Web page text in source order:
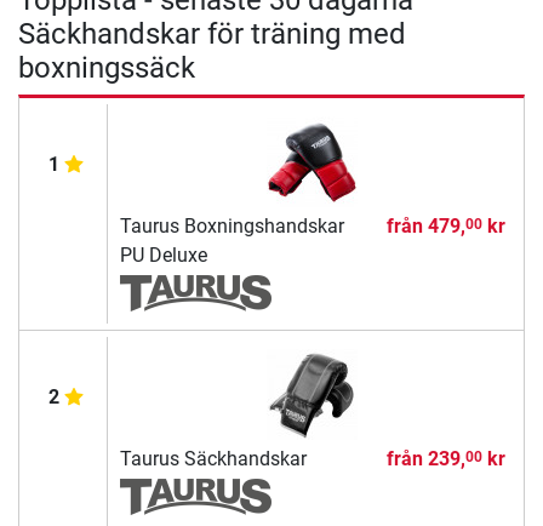
Säckhandskar för träning med
boxningssäck
1
Taurus Boxningshandskar
PU Deluxe
från 479,00kr
2
Taurus Säckhandskar från 239,00kr